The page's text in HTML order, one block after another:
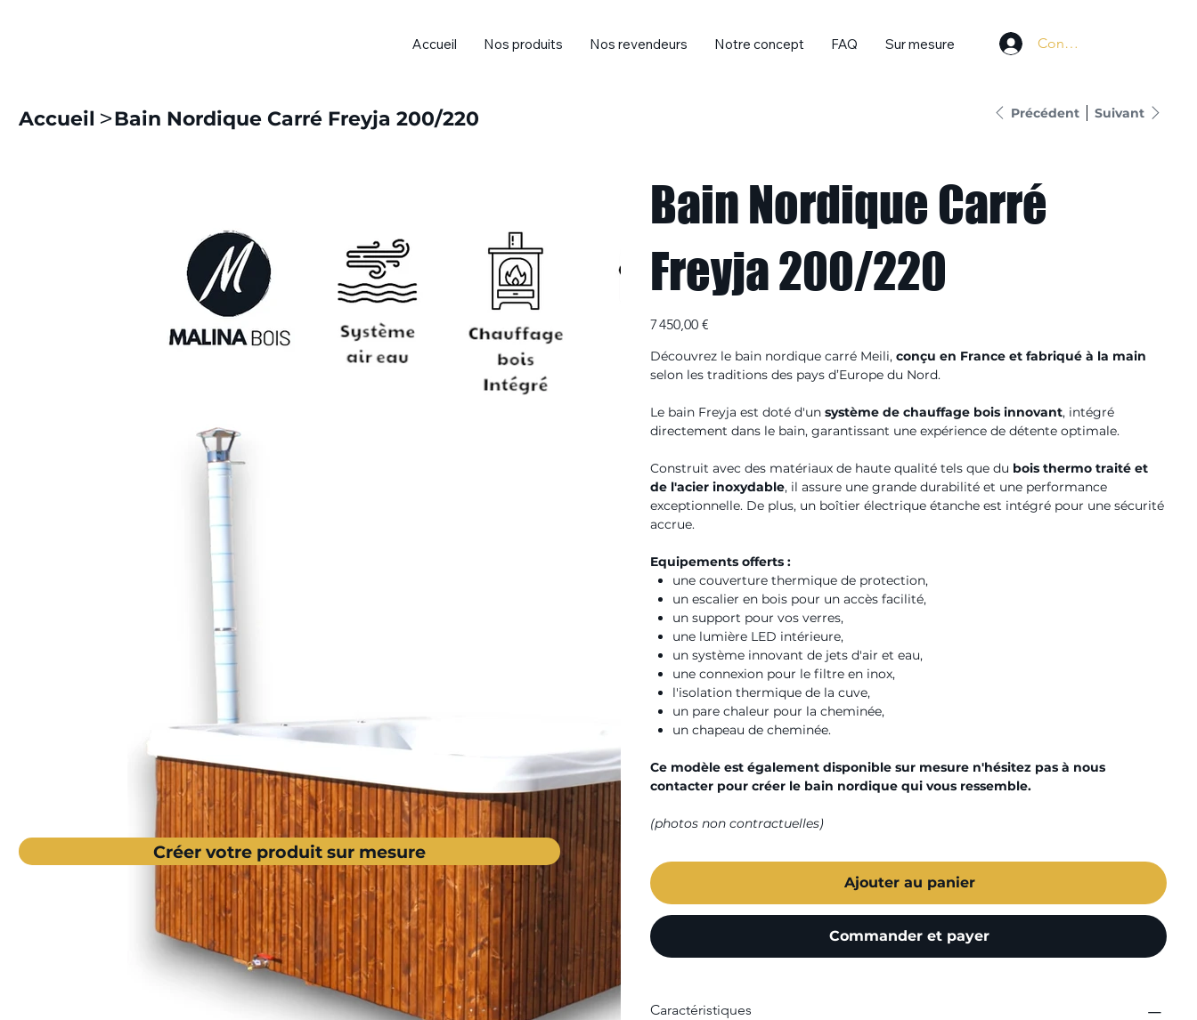
Accueil Nos produits Nos revendeurs Notre concept FAQ Sur mesure Connexion
Accueil >Bain Nordique Carré Freyja 200/220 Précédent Suivant
Bain Nordique Carré
Freyja 200/220
Prix
7 450,00 €
Découvrez le bain nordique carré Meili,conçu en France et fabriqué à la main
selon les traditions des pays d’Europe du Nord.
Le bain Freyja est doté d'unsystème de chauffage bois innovant, intégré
directement dans le bain, garantissant une expérience de détente optimale.
Construit avec des matériaux de haute qualité tels que du bois thermo traité et
de l'acier inoxydable, il assure une grande durabilité et une performance
exceptionnelle. De plus, un boîtier électrique étanche est intégré pour une sécurité
accrue.
Equipements offerts :
une couverture thermique de protection,
un escalier en bois pour un accès facilité,
un support pour vos verres,
une lumière LED intérieure,
un système innovant de jets d'air et eau,
une connexion pour le filtre en inox,
l'isolation thermique de la cuve,
un pare chaleur pour la cheminée,
un chapeau de cheminée.
Ce modèle est également disponible sur mesure n'hésitez pas à nous
contacter pour créer le bain nordique qui vous ressemble.
(photos non contractuelles)
Ajouter au panier
Commander et payer
Caractéristiques
Créer votre produit sur mesure